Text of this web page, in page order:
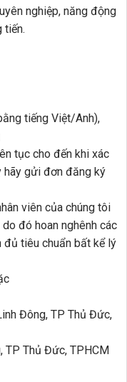
nghiệp, năng động
tiến.
tiếng Việt/Anh),
tục cho đến khi xác
hãy gửi đơn đăng ký
viên của chúng tôi
đó hoan nghênh các
tiêu chuẩn bất kể lý
Đông, TP Thủ Đức,
TP Thủ Đức, TPHCM